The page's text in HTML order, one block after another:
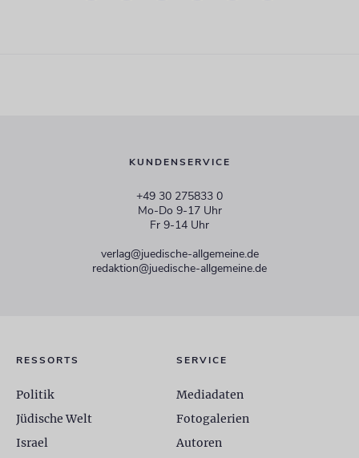
KUNDENSERVICE
+49 30 275833 0
Mo-Do 9-17 Uhr
Fr 9-14 Uhr
verlag@juedische-allgemeine.de
redaktion@juedische-allgemeine.de
RESSORTS
Politik
Jüdische Welt
Israel
SERVICE
Mediadaten
Fotogalerien
Autoren